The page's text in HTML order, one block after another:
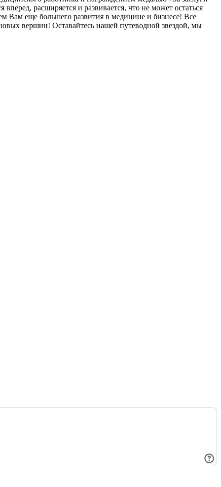
расширяется и развивается, что не может остаться
Вам еще большего развития в медицине и бизнесе! Все
вершин! Оставайтесь нашей путеводной звездой, мы